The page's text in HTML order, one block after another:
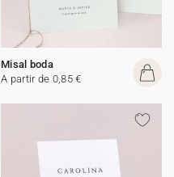
Misal boda
A partir de 0,85 €